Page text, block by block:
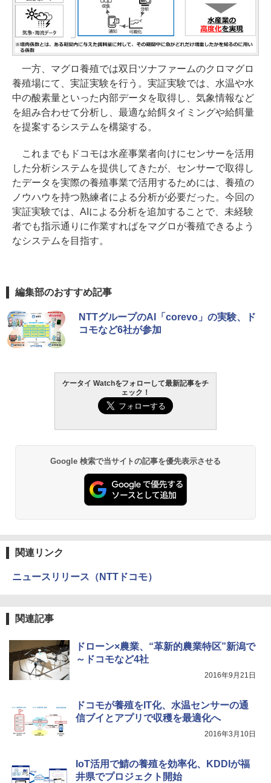
一方、マグロ養殖では双日ツナファームのクロマグロ
養殖場にて、実証実験を行う。実証実験では、水温や水
中の酸素量といった内部データを取得し、気象情報など
を組み合わせて分析し、最適な給餌タイミングや給餌量
を提案するシステムを構築する。
これまでもドコモは水産事業者向けにセンサーを活用
した分析システムを提供してきたが、センサーで取得し
たデータを実際の養殖事業で活用するためには、養殖の
ノウハウを持つ熟練者による分析が必要だった。今回の
実証実験では、AIによる分析を追加することで、未経験
者でも指示通りに作業すればをマグロが養殖できるよう
なシステムを目指す。
編集部のおすすめ記事
NTTグループのAI「corevo」の実験、ド
コモなど6社が参加
ケータイ Watchをフォローして最新記事をチ
ェック！
Google 検索で当サイトの記事を優先表示させる
関連リンク
ニュースリリース（NTTドコモ）
関連記事
ドローン×農業、“革新的農業特区”新潟で
～ドコモなど4社
2016年9月21日
ドコモが養殖をIT化、水温センサーの通
信ブイとアプリで収穫を最適化へ
2016年3月10日
IoT活用で鯖の養殖を効率化、KDDIが福
井県でプロジェクト開始